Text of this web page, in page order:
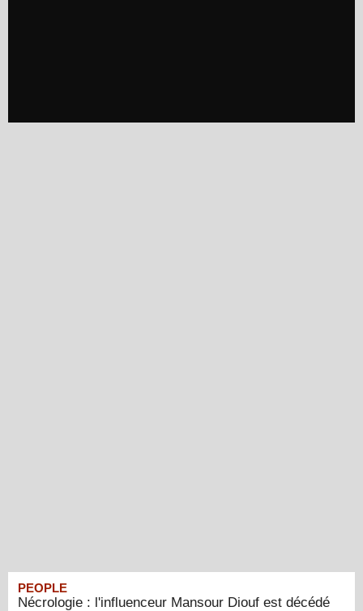
PEOPLE
Nécrologie : l'influenceur Mansour Diouf est décédé